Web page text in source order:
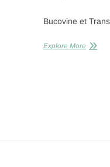
Bucovine et
Explore More